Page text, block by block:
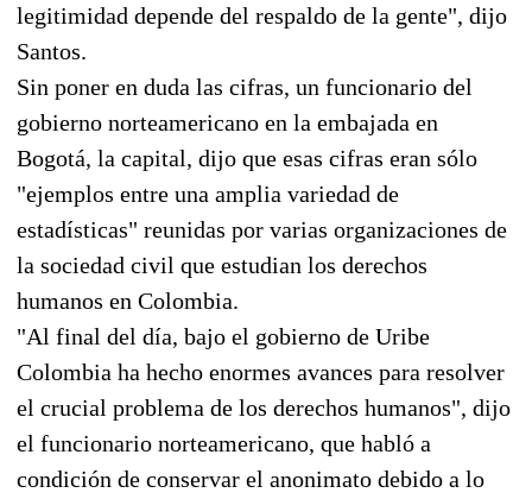
legitimidad depende del respaldo de la gente", dijo
Santos.
Sin poner en duda las cifras, un funcionario del
gobierno norteamericano en la embajada en
Bogotá, la capital, dijo que esas cifras eran sólo
"ejemplos entre una amplia variedad de
estadísticas" reunidas por varias organizaciones de
la sociedad civil que estudian los derechos
humanos en Colombia.
"Al final del día, bajo el gobierno de Uribe
Colombia ha hecho enormes avances para resolver
el crucial problema de los derechos humanos", dijo
el funcionario norteamericano, que habló a
condición de conservar el anonimato debido a lo